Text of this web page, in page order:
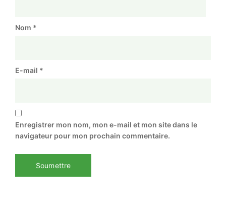
Nom *
E-mail *
Enregistrer mon nom, mon e-mail et mon site dans le
navigateur pour mon prochain commentaire.